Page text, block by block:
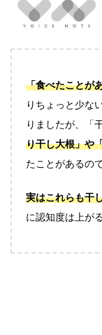
「食べたことが
りちょっと少な
りましたが、「
り干し大根」や
たことがあるの
実はこれらも干
に認知度は上が